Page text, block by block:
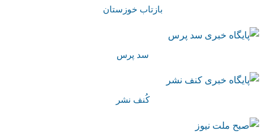
بازتاب خوزستان
سد پرس
کُنف نشر